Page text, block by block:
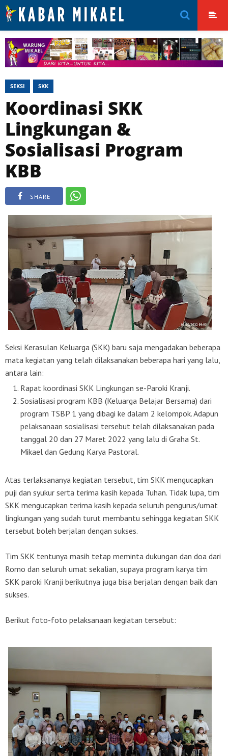
SEKSI SKK
Koordinasi SKK
Lingkungan &
Sosialisasi Program
KBB
SHARE
Seksi Kerasulan Keluarga (SKK) baru saja mengadakan beberapa
mata kegiatan yang telah dilaksanakan beberapa hari yang lalu,
antara lain:
Rapat koordinasi SKK Lingkungan se-Paroki Kranji.
Sosialisasi program KBB (Keluarga Belajar Bersama) dari
program TSBP 1 yang dibagi ke dalam 2 kelompok. Adapun
pelaksanaan sosialisasi tersebut telah dilaksanakan pada
tanggal 20 dan 27 Maret 2022 yang lalu di Graha St.
Mikael dan Gedung Karya Pastoral.
Atas terlaksananya kegiatan tersebut, tim SKK mengucapkan
puji dan syukur serta terima kasih kepada Tuhan. Tidak lupa, tim
SKK mengucapkan terima kasih kepada seluruh pengurus/umat
lingkungan yang sudah turut membantu sehingga kegiatan SKK
tersebut boleh berjalan dengan sukses.
Tim SKK tentunya masih tetap meminta dukungan dan doa dari
Romo dan seluruh umat sekalian, supaya program karya tim
SKK paroki Kranji berikutnya juga bisa berjalan dengan baik dan
sukses.
Berikut foto-foto pelaksanaan kegiatan tersebut: